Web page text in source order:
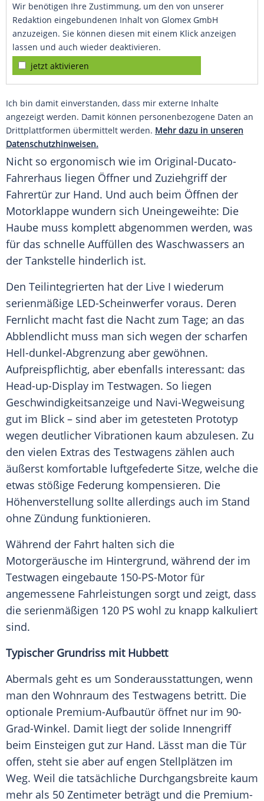
Wir benötigen Ihre Zustimmung, um den von unserer
Redaktion eingebundenen Inhalt von Glomex GmbH
anzuzeigen. Sie können diesen mit einem Klick anzeigen
lassen und auch wieder deaktivieren.
jetzt aktivieren
Ich bin damit einverstanden, dass mir externe Inhalte
angezeigt werden. Damit können personenbezogene Daten an
Drittplattformen übermittelt werden. Mehr dazu in unseren
Datenschutzhinweisen.
Nicht so ergonomisch wie im Original-Ducato-
Fahrerhaus liegen Öffner und Zuziehgriff der
Fahrertür zur Hand. Und auch beim Öffnen der
Motorklappe wundern sich Uneingeweihte: Die
Haube muss komplett abgenommen werden, was
für das schnelle Auffüllen des Waschwassers an
der Tankstelle hinderlich ist.
Den Teilintegrierten hat der Live I wiederum
serienmäßige LED-Scheinwerfer voraus. Deren
Fernlicht macht fast die Nacht zum Tage; an das
Abblendlicht muss man sich wegen der scharfen
Hell-dunkel-Abgrenzung aber gewöhnen.
Aufpreispflichtig, aber ebenfalls interessant: das
Head-up-Display im Testwagen. So liegen
Geschwindigkeitsanzeige und Navi-Wegweisung
gut im Blick – sind aber im getesteten Prototyp
wegen deutlicher Vibrationen kaum abzulesen. Zu
den vielen Extras des Testwagens zählen auch
äußerst komfortable luftgefederte Sitze, welche die
etwas stößige Federung kompensieren. Die
Höhenverstellung sollte allerdings auch im Stand
ohne Zündung funktionieren.
Während der Fahrt halten sich die
Motorgeräusche im Hintergrund, während der im
Testwagen eingebaute 150-PS-Motor für
angemessene Fahrleistungen sorgt und zeigt, dass
die serienmäßigen 120 PS wohl zu knapp kalkuliert
sind.
Typischer Grundriss mit Hubbett
Abermals geht es um Sonderausstattungen, wenn
man den Wohnraum des Testwagens betritt. Die
optionale Premium-Aufbautür öffnet nur im 90-
Grad-Winkel. Damit liegt der solide Innengriff
beim Einsteigen gut zur Hand. Lässt man die Tür
offen, steht sie aber auf engen Stellplätzen im
Weg. Weil die tatsächliche Durchgangsbreite kaum
mehr als 50 Zentimeter beträgt und die Premium-